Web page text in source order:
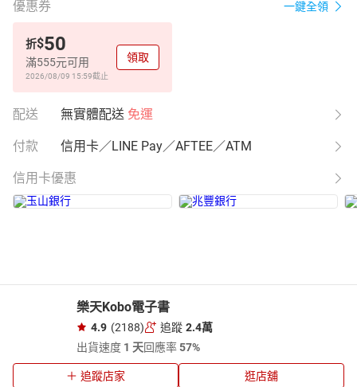
優惠券 一鍵全領
折$50
滿555元可用
2026/08/09 15:59截止
領取
配送 無實體配送 免運
付款 信用卡／LINE Pay／AFTEE／ATM
信用卡優惠
樂天Kobo電子書
4.9 (2188) 追蹤 2.4萬
出貨速度 1 天回應率57%
追蹤店家 逛店舖